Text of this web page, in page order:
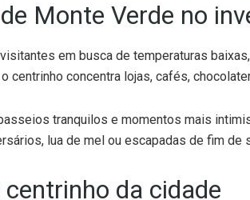
Monte Verde no
em busca de temperaturas
centrinho concentra lojas, cafés,
tranquilos e momentos mais
lua de mel ou escapadas de fim de
da cidade